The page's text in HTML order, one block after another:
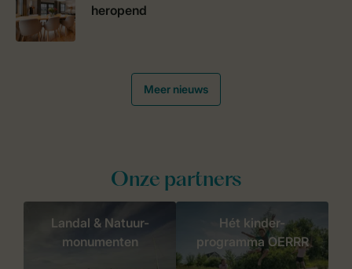
heropend
Meer nieuws
Onze partners
Landal & Natuur-
monumenten
Hét kinder-
programma OERRR